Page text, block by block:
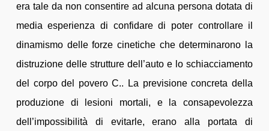
era tale da non consentire ad alcuna persona dotata di
media esperienza di confidare di poter controllare il
dinamismo delle forze cinetiche che determinarono la
distruzione delle strutture dell’auto e lo schiacciamento
del corpo del povero C.. La previsione concreta della
produzione di lesioni mortali, e la consapevolezza
dell’impossibilità di evitarle, erano alla portata di